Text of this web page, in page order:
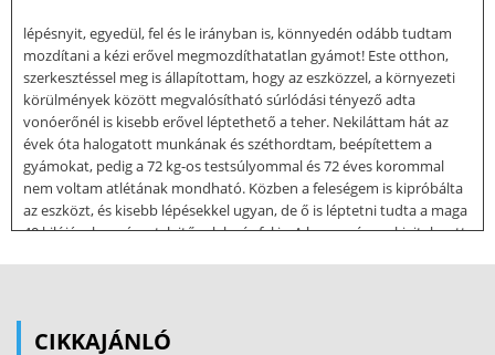
lépésnyit, egyedül, fel és le irányban is, könnyedén odább tudtam
mozdítani a kézi erővel megmozdíthatatlan gyámot! Este otthon,
szerkesztéssel meg is állapítottam, hogy az eszközzel, a környezeti
körülmények között megvalósítható súrlódási tényező adta
vonóerőnél is kisebb erővel léptethető a teher. Nekiláttam hát az
évek óta halogatott munkának és széthordtam, beépítettem a
gyámokat, pedig a 72 kg-os testsúlyommal és 72 éves korommal
nem voltam atlétának mondható. Közben a feleségem is kipróbálta
az eszközt, és kisebb lépésekkel ugyan, de ő is léptetni tudta a maga
40 kilójával a gyámot, lejtőnek le, és fel is. A hevenyészve kivitelezett
CIKKAJÁNLÓ